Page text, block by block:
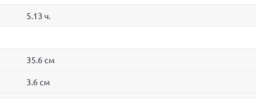
5.13 ч.
35.6 см
3.6 см